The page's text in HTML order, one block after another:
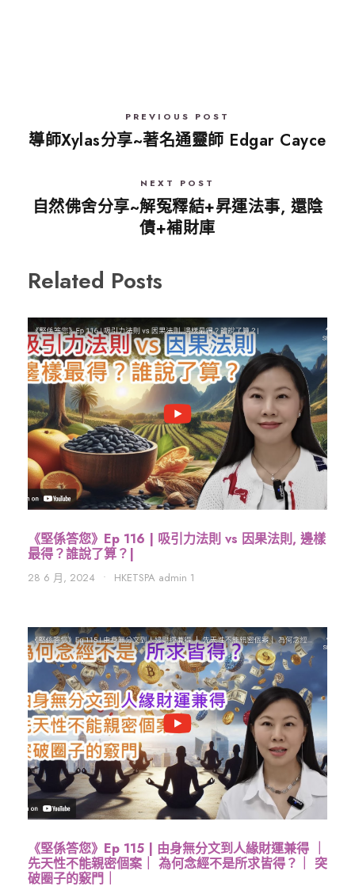
PREVIOUS POST
導師Xylas分享~著名通靈師 Edgar Cayce
NEXT POST
自然佛舍分享~解冤釋結+昇運法事, 還陰
債+補財庫
Related Posts
《堅係答您》Ep 116 | 吸引力法則 vs 因果法則, 邊樣
最得？誰說了算？|
28 6 月, 2024 • HKETSPA admin 1
《堅係答您》Ep 115 | 由身無分文到人緣財運兼得 ｜
先天性不能親密個案｜ 為何念經不是所求皆得？｜ 突
破圈子的竅門｜